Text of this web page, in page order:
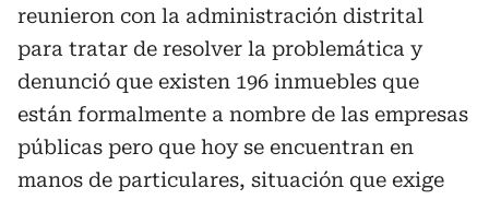
reunieron con la administración distrital
para tratar de resolver la problemática y
denunció que existen 196 inmuebles que
están formalmente a nombre de las empresas
públicas pero que hoy se encuentran en
manos de particulares, situación que exige